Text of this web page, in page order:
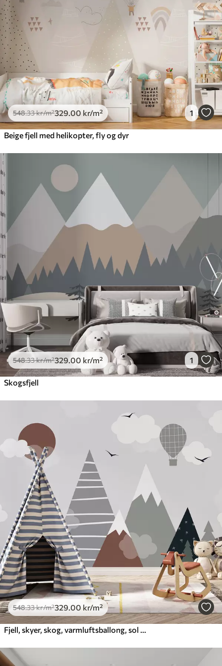
Premium vinyl
650
Peel and Stick
925.00555.00kr/m²
548.33kr/m²329.00 kr/m² 1
Beige fjell med helikopter, fly og dyr
548.33kr/m²329 .00 kr/m² 1
Skogsfjell
548.33kr/m²329 .00 kr/m²